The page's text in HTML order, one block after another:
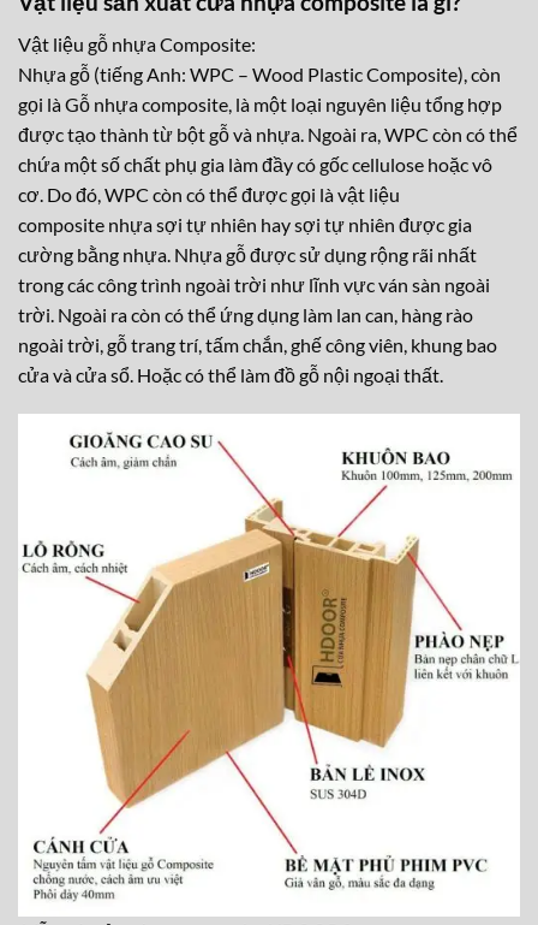
Vật liệu gỗ nhựa Composite:
Nhựa gỗ (tiếng Anh: WPC – Wood Plastic Composite), còn
gọi là Gỗ nhựa composite, là một loại nguyên liệu tổng hợp
được tạo thành từ bột gỗ và nhựa. Ngoài ra, WPC còn có thể
chứa một số chất phụ gia làm đầy có gốc cellulose hoặc vô
cơ. Do đó, WPC còn có thể được gọi là vật liệu
composite nhựa sợi tự nhiên hay sợi tự nhiên được gia
cường bằng nhựa. Nhựa gỗ được sử dụng rộng rãi nhất
trong các công trình ngoài trời như lĩnh vực ván sàn ngoài
trời. Ngoài ra còn có thể ứng dụng làm lan can, hàng rào
ngoài trời, gỗ trang trí, tấm chắn, ghế công viên, khung bao
cửa và cửa sổ. Hoặc có thể làm đồ gỗ nội ngoại thất.